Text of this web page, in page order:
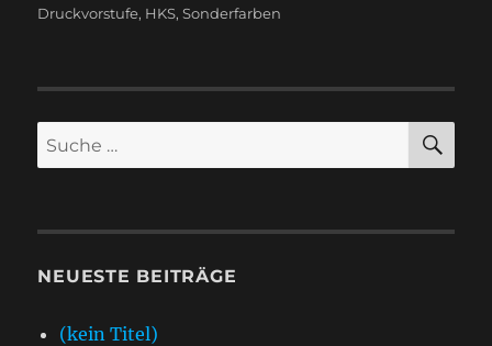
am
Druckvorstufe, HKS,Sonderfarben
Suche
nach:
NEUESTE BEITRÄGE
(kein Titel)